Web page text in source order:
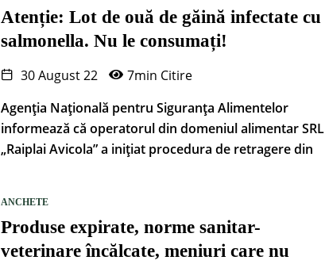
Atenție: Lot de ouă de găină infectate cu
salmonella. Nu le consumați!
30 August 22
7min Citire
Agenția Națională pentru Siguranța Alimentelor
informează că operatorul din domeniul alimentar SRL
„Raiplai Avicola” a inițiat procedura de retragere din
ANCHETE
Produse expirate, norme sanitar-
veterinare încălcate, meniuri care nu